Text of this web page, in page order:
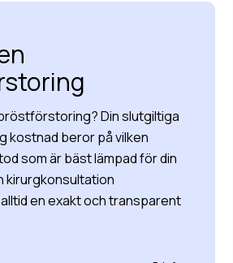
Din slutgiltiga
kostnad beror på vilken
som är bäst lämpad för din
kirurgkonsultation
en exakt och transparent